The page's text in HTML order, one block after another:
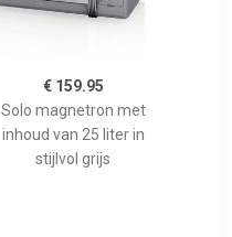
€ 159.95
Solo magnetron met
inhoud van 25 liter in
stijlvol grijs